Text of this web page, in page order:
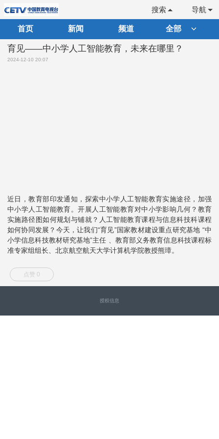
导航
搜索
首页 新闻 频道 全部
育见——中小学人工智能教育，未来在哪里？
2024-12-10 20:07
近日，教育部印发通知，探索中小学人工智能教育实施途径，加强
中小学人工智能教育。开展人工智能教育对中小学影响几何？教育
实施路径图如何规划与铺就？人工智能教育课程与信息科技科课程
如何协同发展？今天，让我们“育见”国家教材建设重点研究基地 “中
小学信息科技教材研究基地”主任 、教育部义务教育信息科技课程标
准专家组组长、北京航空航天大学计算机学院教授熊璋。
点赞 0
授权信息